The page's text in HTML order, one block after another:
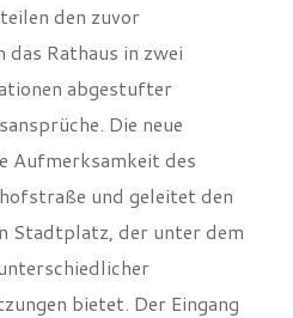
den zuvor
Rathaus in zwei
abgestufter
Die neue
Aufmerksamkeit des
und geleitet den
Stadtplatz, der unter dem
bietet. Der Eingang